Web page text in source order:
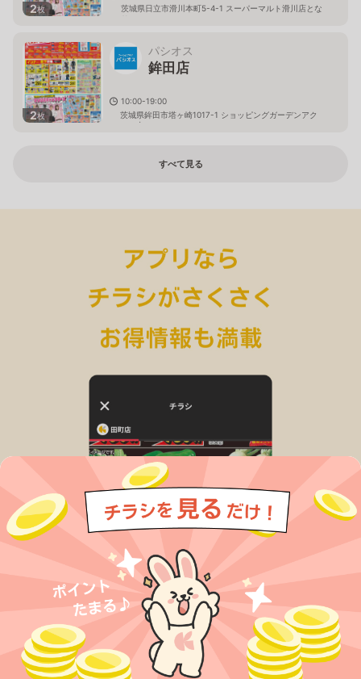
2枚
茨城県日立市滑川本町5-4-1 スーパーマルト滑川店とな
2枚
パシオス
鉾田店
10:00-19:00
茨城県鉾田市塔ヶ崎1017-1 ショッピングガーデンアク
ロス内
すべて見る